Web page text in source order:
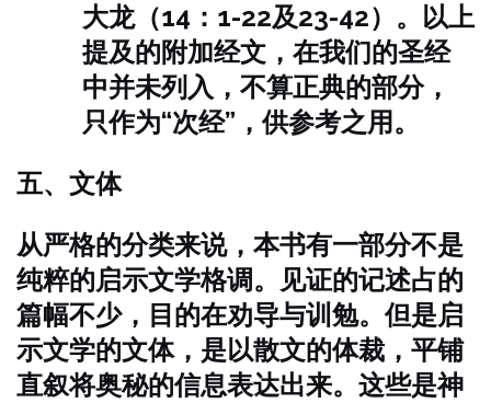
大龙（14：1-22及23-42）。以上
提及的附加经文，在我们的圣经
中并未列入，不算正典的部分，
只作为“次经”，供参考之用。
五、文体
从严格的分类来说，本书有一部分不是
纯粹的启示文学格调。见证的记述占的
篇幅不少，目的在劝导与训勉。但是启
示文学的文体，是以散文的体裁，平铺
直叙将奥秘的信息表达出来。这些是神